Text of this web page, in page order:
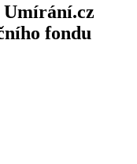
Umírání.cz
fondu